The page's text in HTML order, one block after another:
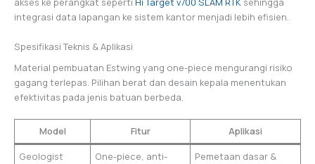
integrasi data lapangan ke sistem kantor menjadi lebih efisien.
Spesifikasi Teknis & Aplikasi
Material pembuatan Estwing yang one-piece mengurangi risiko
gagang terlepas. Pilihan berat dan desain kepala menentukan
efektivitas pada jenis batuan berbeda.
Model Fitur
Aplikasi
Geologist
One-piece, anti-
Pemetaan dasar &